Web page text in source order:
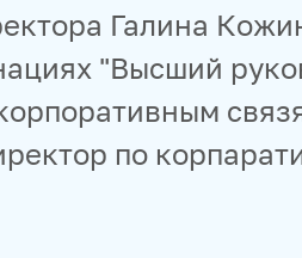
Галина
"Высший
по